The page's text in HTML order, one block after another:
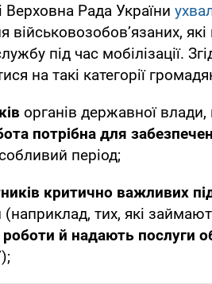
Верховна Рада України
військовозобов’язаних,
під час мобілізації.
на такі категорії
органів державної
потрібна для
період;
критично важливих
(наприклад, тих, які
й надають послуги